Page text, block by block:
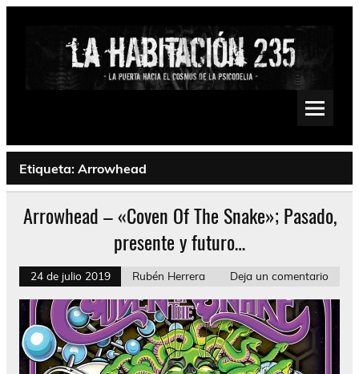
Saltar
Psychedelic, Stoner, Doom, Sludge, Fuzz, Space, Drone
Etiqueta: Arrowhead
Arrowhead – «Coven Of The Snake»; Pasado,
presente y futuro…
24 de julio 2019 Rubén Herrera Deja un comentario